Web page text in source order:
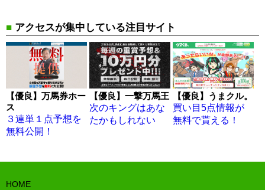
■ アクセスが集中している注目サイト
【優良】万馬券ホー
ス
３連単１点予想を
無料公開！
【優良】一撃万馬王
次のキングはあな
たかもしれない
【優良】うまクル。
買い目5点情報が
無料で貰える！
HOME